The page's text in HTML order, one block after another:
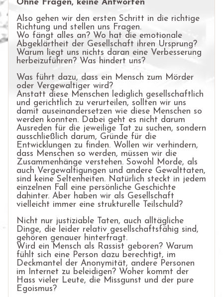
Ohne Fragen, keine Antworten
Also gehen wir den ersten Schritt in die richtige
Richtung und stellen uns Fragen.
Wo fängt alles an? Wo hat die emotionale
Abgeklärtheit der Gesellschaft ihren Ursprung?
Warum liegt uns nichts daran eine Verbesserung
herbeizuführen? Was hindert uns?
Was führt dazu, dass ein Mensch zum Mörder
oder Vergewaltiger wird?
Anstatt diese Menschen lediglich gesellschaftlich
und gerichtlich zu verurteilen, sollten wir uns
damit auseinandersetzen wie diese Menschen so
werden konnten. Dabei geht es nicht darum
Ausreden für die jeweilige Tat zu suchen, sondern
ausschließlich darum, Gründe für die
Entwicklungen zu finden. Wollen wir verhindern,
dass Menschen so werden, müssen wir die
Zusammenhänge verstehen. Sowohl Morde, als
auch Vergewaltigungen und andere Gewalttaten,
sind keine Seltenheiten. Natürlich steckt in jedem
einzelnen Fall eine persönliche Geschichte
dahinter. Aber haben wir als Gesellschaft
vielleicht immer eine strukturelle Teilschuld?
Nicht nur justiziable Taten, auch alltägliche
Dinge, die leider relativ gesellschaftsfähig sind,
gehören genauer hinterfragt.
Wird ein Mensch als Rassist geboren? Warum
fühlt sich eine Person dazu berechtigt, im
Deckmantel der Anonymität, andere Personen
im Internet zu beleidigen? Woher kommt der
Hass vieler Leute, die Missgunst und der pure
Egoismus?